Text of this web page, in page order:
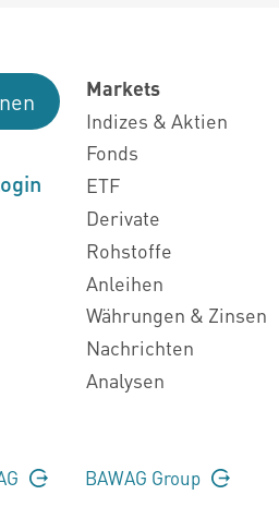
Markets
Indizes & Aktien
Fonds
ETF
Derivate
Rohstoffe
Anleihen
Währungen & Zinsen
Nachrichten
Analysen
BAWAG Group